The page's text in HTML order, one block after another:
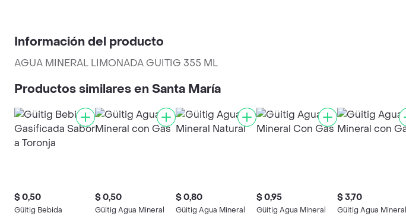
Información del producto
AGUA MINERAL LIMONADA GUITIG 355 ML
Productos similares en Santa María
$ 0,50
Güitig Bebida
$ 0,50
Güitig Agua Mineral
$ 0,80
Güitig Agua Mineral
$ 0,95
Güitig Agua Mineral
$ 3,70
Güitig Agua Mineral